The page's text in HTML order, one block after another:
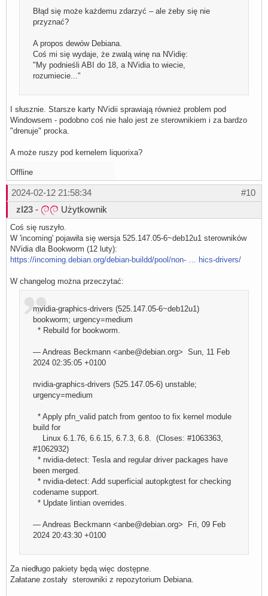
Błąd się może każdemu zdarzyć – ale żeby się nie
przyznać?
A propos dewów Debiana.
Coś mi się wydaje, że zwalą winę na NVidię:
"My podnieśli ABI do 18, a NVidia to wiecie,
rozumiecie..."
I słusznie. Starsze karty NVidii sprawiają również problem pod
Windowsem - podobno coś nie halo jest ze sterownikiem i za bardzo
"drenuje" procka.
A może ruszy pod kernelem liquorixa?
Offline
#10
2024-02-12 21:58:34
zl23 - Użytkownik
Coś się ruszyło.
W 'incoming' pojawiła się wersja 525.147.05-6~deb12u1 sterowników
NVidia dla Bookworm (12 luty):
https://incoming.debian.org/debian-buildd/pool/non- … hics-drivers/
W changelog można przeczytać:
mvidia-graphics-drivers (525.147.05-6~deb12u1)
bookworm; urgency=medium
* Rebuild for bookworm.
— Andreas Beckmann <anbe@debian.org> Sun, 11 Feb
2024 02:35:05 +0100
nvidia-graphics-drivers (525.147.05-6) unstable;
urgency=medium
* Apply pfn_valid patch from gentoo to fix kernel module
build for
Linux 6.1.76, 6.6.15, 6.7.3, 6.8. (Closes: #1063363,
#1062932)
* nvidia-detect: Tesla and regular driver packages have
been merged.
* nvidia-detect: Add superficial autopkgtest for checking
codename support.
* Update lintian overrides.
— Andreas Beckmann <anbe@debian.org> Fri, 09 Feb
2024 20:43:30 +0100
Za niedługo pakiety będą więc dostępne.
Załatane zostały sterowniki z repozytorium Debiana.